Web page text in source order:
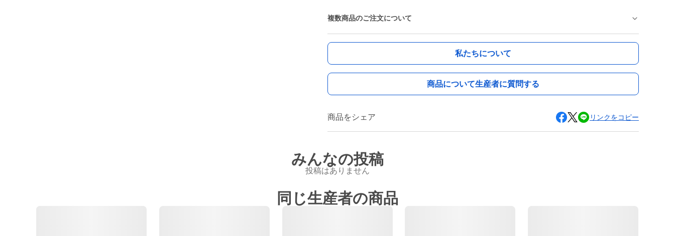
複数商品のご注文について
私たちについて
商品について生産者に質問する
商品をシェア リンクをコピー
みんなの投稿
投稿はありません
同じ生産者の商品